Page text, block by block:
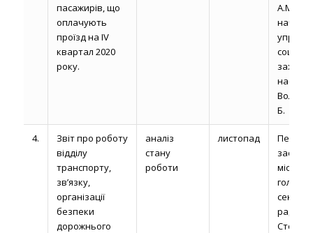
пасажирів, що
оплачують
проїзд на ІV
квартал 2020
року.
А.М.,
захисту
Б.
4.
Звіт про роботу
відділу
транспорту,
зв’язку,
організації
безпеки
дорожнього
аналіз
стану
роботи
листопад
Перший
голови,
ради